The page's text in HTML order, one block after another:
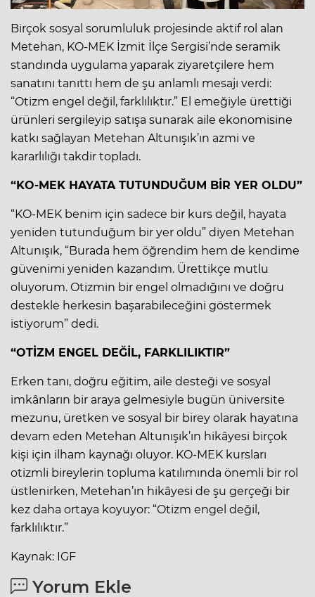
Birçok sosyal sorumluluk projesinde aktif rol alan
Metehan, KO-MEK İzmit İlçe Sergisi’nde seramik
standında uygulama yaparak ziyaretçilere hem
sanatını tanıttı hem de şu anlamlı mesajı verdi:
“Otizm engel değil, farklılıktır.” El emeğiyle ürettiği
ürünleri sergileyip satışa sunarak aile ekonomisine
katkı sağlayan Metehan Altunışık’ın azmi ve
kararlılığı takdir topladı.
“KO-MEK HAYATA TUTUNDUĞUM BİR YER OLDU”
“KO-MEK benim için sadece bir kurs değil, hayata
yeniden tutunduğum bir yer oldu” diyen Metehan
Altunışık, “Burada hem öğrendim hem de kendime
güvenimi yeniden kazandım. Ürettikçe mutlu
oluyorum. Otizmin bir engel olmadığını ve doğru
destekle herkesin başarabileceğini göstermek
istiyorum” dedi.
“OTİZM ENGEL DEĞİL, FARKLILIKTIR”
Erken tanı, doğru eğitim, aile desteği ve sosyal
imkânların bir araya gelmesiyle bugün üniversite
mezunu, üretken ve sosyal bir birey olarak hayatına
devam eden Metehan Altunışık’ın hikâyesi birçok
kişi için ilham kaynağı oluyor. KO-MEK kursları
otizmli bireylerin topluma katılımında önemli bir rol
üstlenirken, Metehan’ın hikâyesi de şu gerçeği bir
kez daha ortaya koyuyor: “Otizm engel değil,
farklılıktır.”
Kaynak: IGF
Yorum Ekle